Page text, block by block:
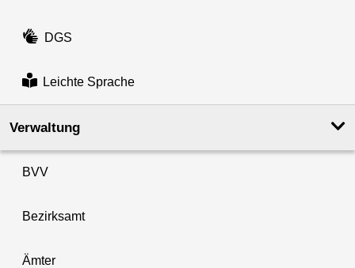
DGS
Leichte Sprache
Verwaltung
BVV
Bezirksamt
Ämter